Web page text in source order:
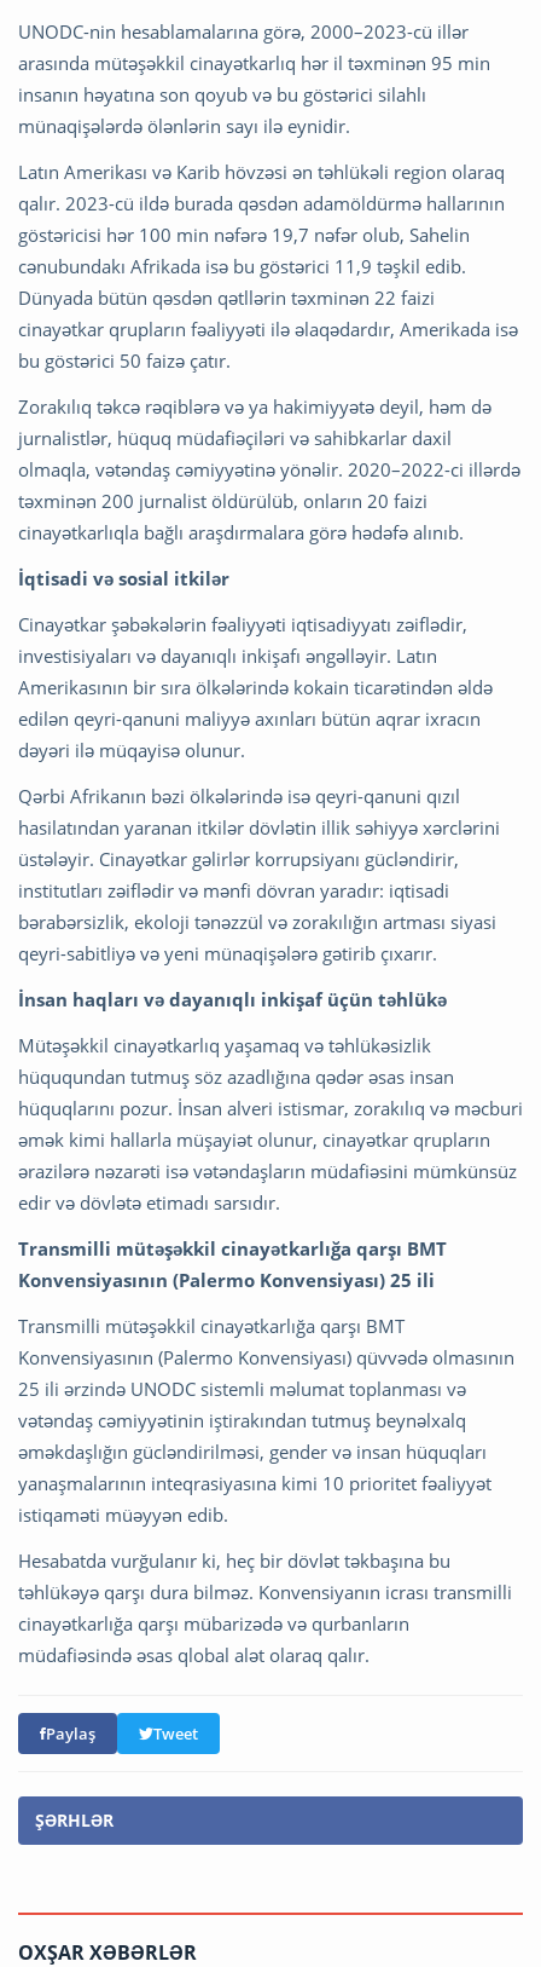
UNODC-nin hesablamalarına görə, 2000–2023-cü illər
arasında mütəşəkkil cinayətkarlıq hər il təxminən 95 min
insanın həyatına son qoyub və bu göstərici silahlı
münaqişələrdə ölənlərin sayı ilə eynidir.
Latın Amerikası və Karib hövzəsi ən təhlükəli region olaraq
qalır. 2023-cü ildə burada qəsdən adamöldürmə hallarının
göstəricisi hər 100 min nəfərə 19,7 nəfər olub, Sahelin
cənubundakı Afrikada isə bu göstərici 11,9 təşkil edib.
Dünyada bütün qəsdən qətllərin təxminən 22 faizi
cinayətkar qrupların fəaliyyəti ilə əlaqədardır, Amerikada isə
bu göstərici 50 faizə çatır.
Zorakılıq təkcə rəqiblərə və ya hakimiyyətə deyil, həm də
jurnalistlər, hüquq müdafiəçiləri və sahibkarlar daxil
olmaqla, vətəndaş cəmiyyətinə yönəlir. 2020–2022-ci illərdə
təxminən 200 jurnalist öldürülüb, onların 20 faizi
cinayətkarlıqla bağlı araşdırmalara görə hədəfə alınıb.
İqtisadi və sosial itkilər
Cinayətkar şəbəkələrin fəaliyyəti iqtisadiyyatı zəiflədir,
investisiyaları və dayanıqlı inkişafı əngəlləyir. Latın
Amerikasının bir sıra ölkələrində kokain ticarətindən əldə
edilən qeyri-qanuni maliyyə axınları bütün aqrar ixracın
dəyəri ilə müqayisə olunur.
Qərbi Afrikanın bəzi ölkələrində isə qeyri-qanuni qızıl
hasilatından yaranan itkilər dövlətin illik səhiyyə xərclərini
üstələyir. Cinayətkar gəlirlər korrupsiyanı gücləndirir,
institutları zəiflədir və mənfi dövran yaradır: iqtisadi
bərabərsizlik, ekoloji tənəzzül və zorakılığın artması siyasi
qeyri-sabitliyə və yeni münaqişələrə gətirib çıxarır.
İnsan haqları və dayanıqlı inkişaf üçün təhlükə
Mütəşəkkil cinayətkarlıq yaşamaq və təhlükəsizlik
hüququndan tutmuş söz azadlığına qədər əsas insan
hüquqlarını pozur. İnsan alveri istismar, zorakılıq və məcburi
əmək kimi hallarla müşayiət olunur, cinayətkar qrupların
ərazilərə nəzarəti isə vətəndaşların müdafiəsini mümkünsüz
edir və dövlətə etimadı sarsıdır.
Transmilli mütəşəkkil cinayətkarlığa qarşı BMT
Konvensiyasının (Palermo Konvensiyası) 25 ili
Transmilli mütəşəkkil cinayətkarlığa qarşı BMT
Konvensiyasının (Palermo Konvensiyası) qüvvədə olmasının
25 ili ərzində UNODC sistemli məlumat toplanması və
vətəndaş cəmiyyətinin iştirakından tutmuş beynəlxalq
əməkdaşlığın gücləndirilməsi, gender və insan hüquqları
yanaşmalarının inteqrasiyasına kimi 10 prioritet fəaliyyət
istiqaməti müəyyən edib.
Hesabatda vurğulanır ki, heç bir dövlət təkbaşına bu
təhlükəyə qarşı dura bilməz. Konvensiyanın icrası transmilli
cinayətkarlığa qarşı mübarizədə və qurbanların
müdafiəsində əsas qlobal alət olaraq qalır.
Paylaş Tweet
ŞƏRHLƏR
OXŞAR XƏBƏRLƏR